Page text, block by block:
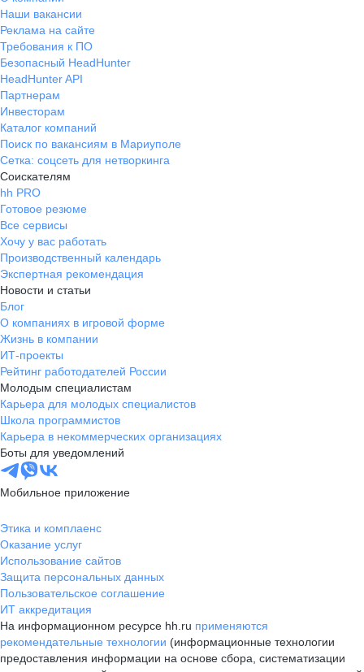
Наши вакансии
Реклама на сайте
Требования к ПО
Безопасный HeadHunter
HeadHunter API
Партнерам
Инвесторам
Каталог компаний
Поиск по вакансиям в Мариуполе
Сетка: соцсеть для нетворкинга
Соискателям
hh PRO
Готовое резюме
Все сервисы
Хочу у вас работать
Производственный календарь
Экспертная рекомендация
Новости и статьи
Блог
О компаниях в игровой форме
Жизнь в компании
ИТ-проекты
Рейтинг работодателей России
Молодым специалистам
Карьера для молодых специалистов
Школа программистов
Карьера в некоммерческих организациях
Боты для уведомлений
Мобильное приложение
Этика и комплаенс
Оказание услуг
Использование сайтов
Защита персональных данных
Пользовательское соглашение
ИТ аккредитация
На информационном ресурсе hh.ru применяются
рекомендательные технологии (информационные технологии
предоставления информации на основе сбора, систематизации